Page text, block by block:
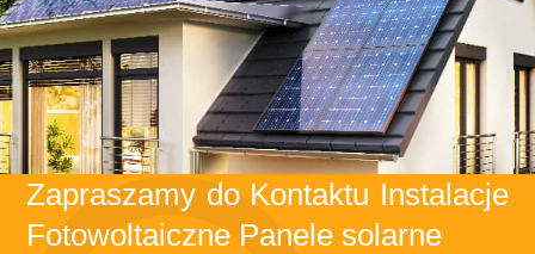
Zapraszamy do Kontaktu Instalacje
Fotowoltaiczne Panele solarne